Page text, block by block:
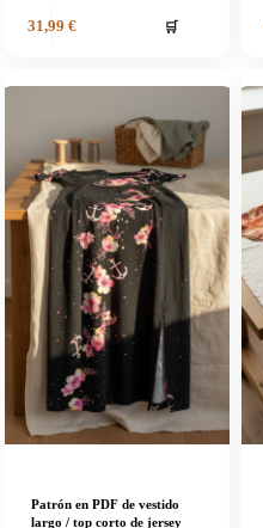
31,99 € 🛒
Patrón en PDF de vestido
largo / top corto de jersey